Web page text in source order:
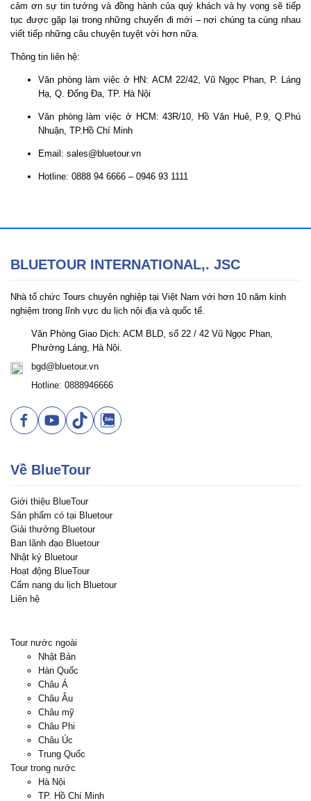
cảm ơn sự tin tưởng và đồng hành của quý khách và hy vọng sẽ tiếp
tục được gặp lại trong những chuyến đi mới – nơi chúng ta cùng nhau
viết tiếp những câu chuyện tuyệt vời hơn nữa.
Thông tin liên hệ:
Văn phòng làm việc ở HN: ACM 22/42, Vũ Ngọc Phan, P. Láng
Hạ, Q. Đống Đa, TP. Hà Nội
Văn phòng làm việc ở HCM: 43R/10, Hồ Văn Huê, P.9, Q.Phú
Nhuận, TP.Hồ Chí Minh
Email: sales@bluetour.vn
Hotline: 0888 94 6666 – 0946 93 1111
BLUETOUR INTERNATIONAL,. JSC
Nhà tổ chức Tours chuyên nghiệp tại Việt Nam với hơn 10 năm kinh
nghiệm trong lĩnh vực du lịch nội địa và quốc tế.
Văn Phòng Giao Dịch: ACM BLD, số 22 / 42 Vũ Ngọc Phan,
Phường Láng, Hà Nội.
bgd@bluetour.vn
Hotline: 0888946666
Về BlueTour
Giới thiệu BlueTour
Sản phẩm có tại Bluetour
Giải thưởng Bluetour
Ban lãnh đạo Bluetour
Nhật ký Bluetour
Hoạt động BlueTour
Cẩm nang du lịch Bluetour
Liên hệ
Tour nước ngoài
Nhật Bản
Hàn Quốc
Châu Á
Châu Âu
Châu mỹ
Châu Phi
Châu Úc
Trung Quốc
Tour trong nước
Hà Nội
TP. Hồ Chí Minh